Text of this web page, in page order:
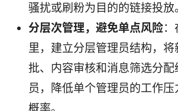
骚扰或刷粉为目的的链接投放
分层次管理，避免单点风险
里，建立分层管理员结构，将
批、内容审核和消息筛选分配
员，降低单个管理员的工作
概率。